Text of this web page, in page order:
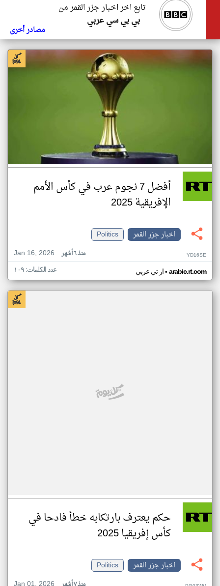
تابع اخر اخبار جزر القمر من
بي بي سي عربي
مصادر أخرى
أفضل 7 نجوم عرب في كأس الأمم
الإفريقية 2025
اخبار جزر القمر
Politics
Jan 16, 2026
منذ ٦ أشهر YD16SE
ار تي عربي• arabic.rt.com عدد الكلمات: ١٠٩
حكم يعترف بارتكابه خطأ فادحا في
كأس إفريقيا 2025
اخبار جزر القمر
Politics